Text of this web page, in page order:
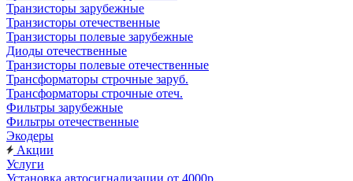
Транзисторы зарубежные
Транзисторы отечественные
Транзисторы полевые зарубежные
Диоды отечественные
Транзисторы полевые отечественные
Трансформаторы строчные заруб.
Трансформаторы строчные отеч.
Фильтры зарубежные
Фильтры отечественные
Экодеры
Акции
Услуги
Установка автосигнализации от 4000р.